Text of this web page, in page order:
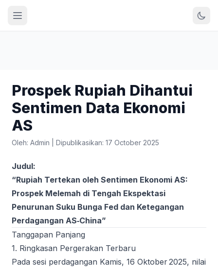
Prospek Rupiah Dihantui
Sentimen Data Ekonomi
AS
Oleh: Admin Dipublikasikan: 17 October 2025
Judul:
“Rupiah Tertekan oleh Sentimen Ekonomi AS:
Prospek Melemah di Tengah Ekspektasi
Penurunan Suku Bunga Fed dan Ketegangan
Perdagangan AS‑China”
Tanggapan Panjang
1. Ringkasan Pergerakan Terbaru
Pada sesi perdagangan Kamis, 16 Oktober 2025, nilai